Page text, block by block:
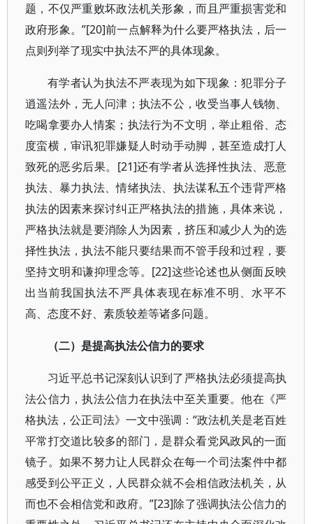
题，不仅严重败坏政法机关形象，而且严重损害党和
政府形象。”[20]前一点解释为什么要严格执法，后一
点则列举了现实中执法不严的具体现象。
有学者认为执法不严表现为如下现象：犯罪分子
逍遥法外，无人问津；执法不公，收受当事人钱物、
吃喝拿要办人情案；执法行为不文明，举止粗俗、态
度蛮横，审讯犯罪嫌疑人时动手动脚，甚至造成打人
致死的恶劣后果。[21]还有学者从选择性执法、恶意
执法、暴力执法、情绪执法、执法谋私五个违背严格
执法的因素来探讨纠正严格执法的措施，具体来说，
严格执法就是要消除人为因素，挤压和减少人为的选
择性执法，执法不能只要结果而不管手段和过程，要
坚持文明和谦抑理念等。[22]这些论述也从侧面反映
出当前我国执法不严具体表现在标准不明、水平不
高、态度不好、素质较差等诸多问题。
（二）是提高执法公信力的要求
习近平总书记深刻认识到了严格执法必须提高执
法公信力，执法公信力在执法中至关重要。他在《严
格执法，公正司法》一文中强调：“政法机关是老百姓
平常打交道比较多的部门，是群众看党风政风的一面
镜子。如果不努力让人民群众在每一个司法案件中都
感受到公平正义，人民群众就不会相信政法机关，从
而也不会相信党和政府。”[23]除了强调执法公信力的